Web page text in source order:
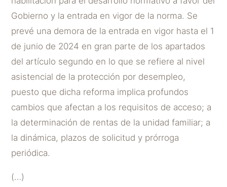
Gobierno y la entrada en vigor de la norma. Se
prevé una demora de la entrada en vigor hasta el 1
de junio de 2024 en gran parte de los apartados
del artículo segundo en lo que se refiere al nivel
asistencial de la protección por desempleo,
puesto que dicha reforma implica profundos
cambios que afectan a los requisitos de acceso; a
la determinación de rentas de la unidad familiar; a
la dinámica, plazos de solicitud y prórroga
periódica.
(…)